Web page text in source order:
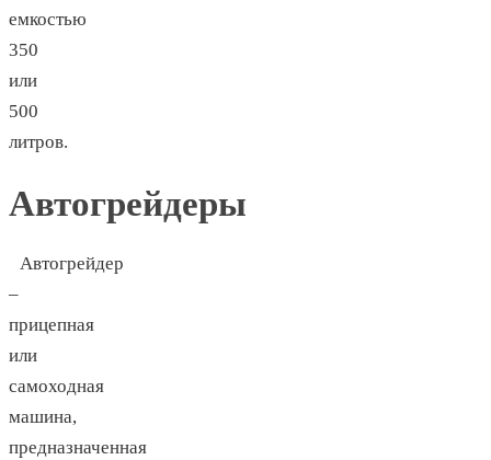
емкостью
350
или
500
литров.
Автогрейдеры
Автогрейдер
–
прицепная
или
самоходная
машина,
предназначенная